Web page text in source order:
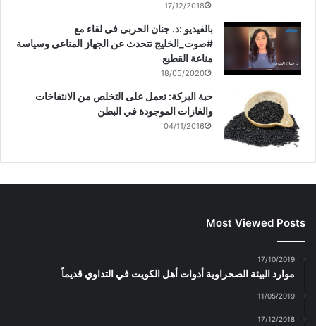
17/12/2018
بالفيديو :د. جنان الحربى فى لقاء مع
#صوت_الخليج تتحدث عن الجهاز المناعى وسياسة
مناعة القطيع
18/05/2020
حبة البركة: تعمل على التخلص من الانتفاخات
والغازات الموجودة في البطن
04/11/2016
Most Viewed Posts
17/10/2019
موارد البيئة الصحراوية أدوات أهل الكويت في التداوي قديماً
11/05/2019
17/12/2018